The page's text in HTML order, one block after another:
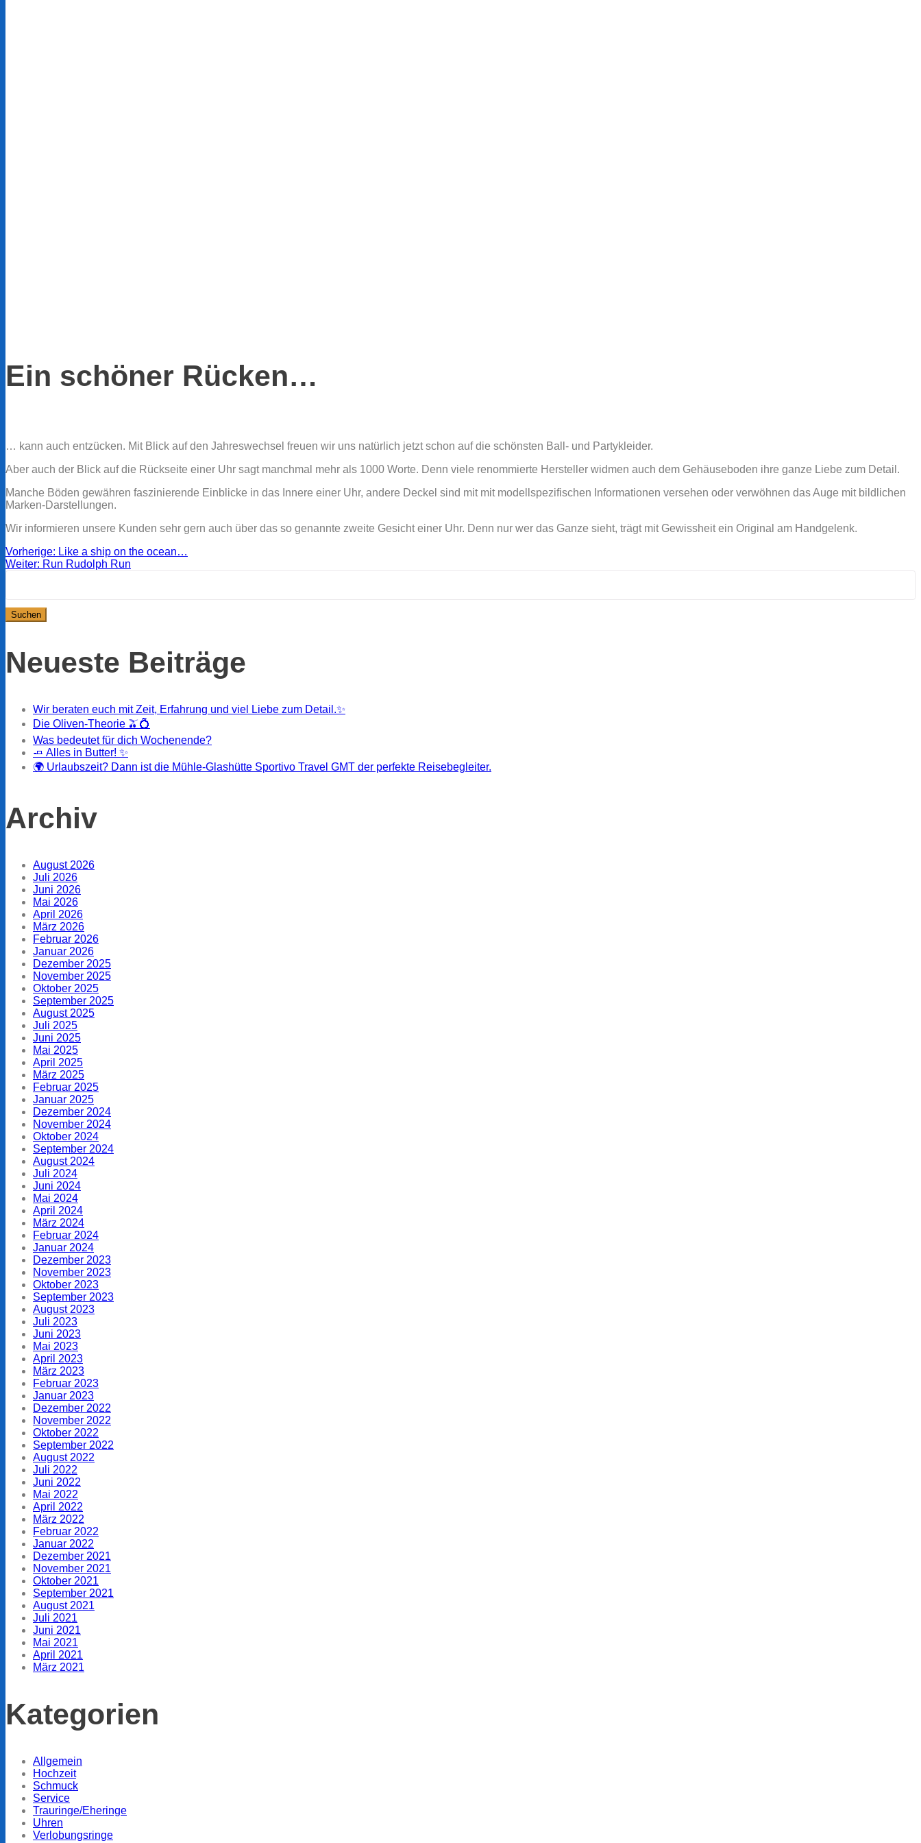
Ein schöner Rücken…
… kann auch entzücken. Mit Blick auf den Jahreswechsel freuen wir uns natürlich jetzt schon auf die schönsten Ball- und Partykleider.
Aber auch der Blick auf die Rückseite einer Uhr sagt manchmal mehr als 1000 Worte. Denn viele renommierte Hersteller widmen auch dem Gehäuseboden ihre ganze Liebe zum Detail.
Manche Böden gewähren faszinierende Einblicke in das Innere einer Uhr, andere Deckel sind mit mit modellspezifischen Informationen versehen oder verwöhnen das Auge mit bildlichen
Marken-Darstellungen.
Wir informieren unsere Kunden sehr gern auch über das so genannte zweite Gesicht einer Uhr. Denn nur wer das Ganze sieht, trägt mit Gewissheit ein Original am Handgelenk.
Beitragsnavigation
Vorherige: Vorheriger
Beitrag:
Like a ship on the ocean…
Weiter: Nächster
Run Rudolph Run
Neueste Beiträge
Wir beraten euch mit Zeit, Erfahrung und viel Liebe zum Detail.✨
Die Oliven-Theorie 🫒💍
Was bedeutet für dich Wochenende?
🧈 Alles in Butter! ✨
🌍 Urlaubszeit? Dann ist die Mühle-Glashütte Sportivo Travel GMT der perfekte Reisebegleiter.
Archiv
August 2026
Juli 2026
Juni 2026
Mai 2026
April 2026
März 2026
Februar 2026
Januar 2026
Dezember 2025
November 2025
Oktober 2025
September 2025
August 2025
Juli 2025
Juni 2025
Mai 2025
April 2025
März 2025
Februar 2025
Januar 2025
Dezember 2024
November 2024
Oktober 2024
September 2024
August 2024
Juli 2024
Juni 2024
Mai 2024
April 2024
März 2024
Februar 2024
Januar 2024
Dezember 2023
November 2023
Oktober 2023
September 2023
August 2023
Juli 2023
Juni 2023
Mai 2023
April 2023
März 2023
Februar 2023
Januar 2023
Dezember 2022
November 2022
Oktober 2022
September 2022
August 2022
Juli 2022
Juni 2022
Mai 2022
April 2022
März 2022
Februar 2022
Januar 2022
Dezember 2021
November 2021
Oktober 2021
September 2021
August 2021
Juli 2021
Juni 2021
Mai 2021
April 2021
März 2021
Kategorien
Allgemein
Hochzeit
Schmuck
Service
Trauringe/Eheringe
Uhren
Verlobungsringe